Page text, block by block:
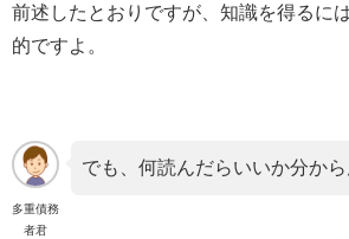
前述したとおりですが、知識を得るに
的ですよ。
多重債務
者君
でも、何読んだらいいか分から